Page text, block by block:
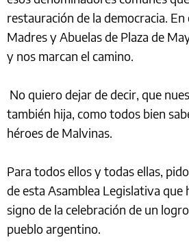
restauración de la democracia. En
Madres y Abuelas de Plaza de
y nos marcan el camino.
No quiero dejar de decir, que
también hija, como todos bien
héroes de Malvinas.
Para todos ellos y todas ellas,
de esta Asamblea Legislativa que
signo de la celebración de un
pueblo argentino.